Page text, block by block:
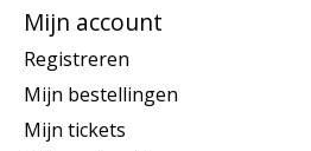
Mijn account
Registreren
Mijn bestellingen
Mijn tickets